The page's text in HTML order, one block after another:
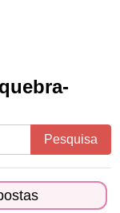
Pesquisa